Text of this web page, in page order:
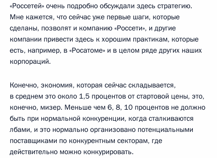
«Россетей» очень подробно обсуждали здесь стратегию.
Мне кажется, что сейчас уже первые шаги, которые
сделаны, позволят и компанию «Россети», и другие
компании привести здесь к хорошим практикам, которые
есть, например, в «Росатоме» и в целом ряде других наших
корпораций.
Конечно, экономия, которая сейчас складывается,
в среднем это около 1,5 процентов от стартовой цены, это,
конечно, мизер. Меньше чем 6, 8, 10 процентов не должно
быть при нормальной конкуренции, когда сталкиваются
лбами, и это нормально организовано потенциальными
поставщиками по конкурентным секторам, где
действительно можно конкурировать.